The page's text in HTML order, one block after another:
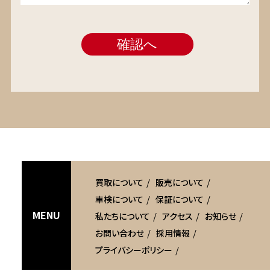
MENU
買取について
販売について
車検について
保証について
私たちについて
アクセス
お知らせ
お問い合わせ
採用情報
プライバシーポリシー